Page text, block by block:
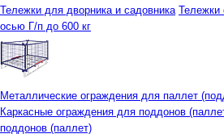
Тележки для дворника и садовника Тележки
осью Г/п до 600 кг
Металлические ограждения для паллет
Каркасные ограждения для поддонов
поддонов (паллет)